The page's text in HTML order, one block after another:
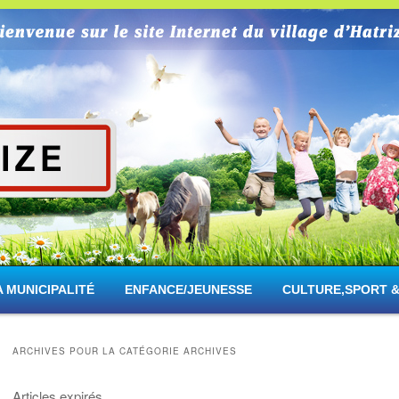
MUNICIPALITÉ ENFANCE/JEUNESSE CULTURE,SPORT
ARCHIVES POUR LA CATÉGORIE ARCHIVES